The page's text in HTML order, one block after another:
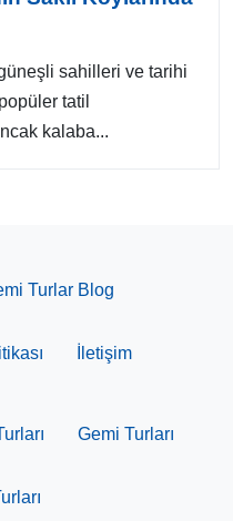
sahilleri ve tarihi
tatil
kalaba...
Turlar Blog
İletişim
Gemi Turları